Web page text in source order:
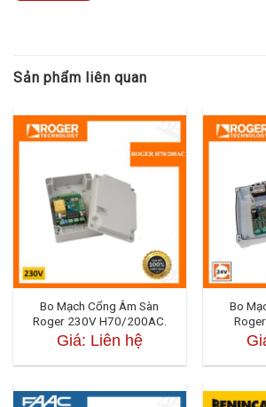
01Tài liệu hướng dẫn lắp đặt
Sản phẩm liên quan
Bo Mạch Cổng Âm Sàn
Roger 230V H70/200AC.
Giá: Liên hệ
Bo